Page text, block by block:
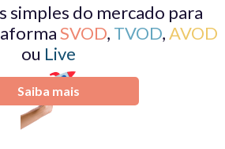
simples do mercado para
SVOD, TVOD,AVOD
ou Live
Saiba mais